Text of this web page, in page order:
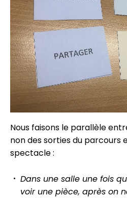
Nous faisons le parallèle
non des sorties du parcours
spectacle :
Dans une salle une fois
voir une pièce, après on